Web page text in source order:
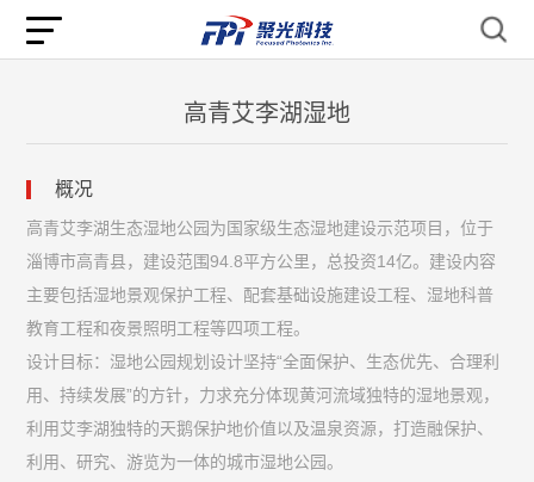
高青艾李湖湿地
概况
高青艾李湖生态湿地公园为国家级生态湿地建设示范项目，位于
淄博市高青县，建设范围94.8平方公里，总投资14亿。建设内容
主要包括湿地景观保护工程、配套基础设施建设工程、湿地科普
教育工程和夜景照明工程等四项工程。
设计目标：湿地公园规划设计坚持“全面保护、生态优先、合理利
用、持续发展”的方针，力求充分体现黄河流域独特的湿地景观，
利用艾李湖独特的天鹅保护地价值以及温泉资源，打造融保护、
利用、研究、游览为一体的城市湿地公园。